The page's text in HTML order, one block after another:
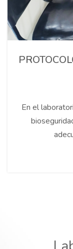
En el